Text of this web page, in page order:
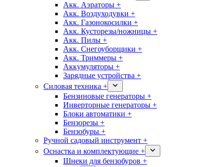
Акк. Аэраторы +
Акк. Воздуходувки +
Акк. Газонокосилки +
Акк. Кусторезы/ножницы +
Акк. Пилы +
Акк. Снегоуборщики +
Акк. Триммеры +
Аккумуляторы +
Зарядные устройства +
Силовая техника +
Бензиновые генераторы +
Инверторные генераторы +
Блоки автоматики +
Бензорезы +
Бензобуры +
Ручной садовый инструмент +
Оснастка и комплектующие +
Шнеки для бензобуров +